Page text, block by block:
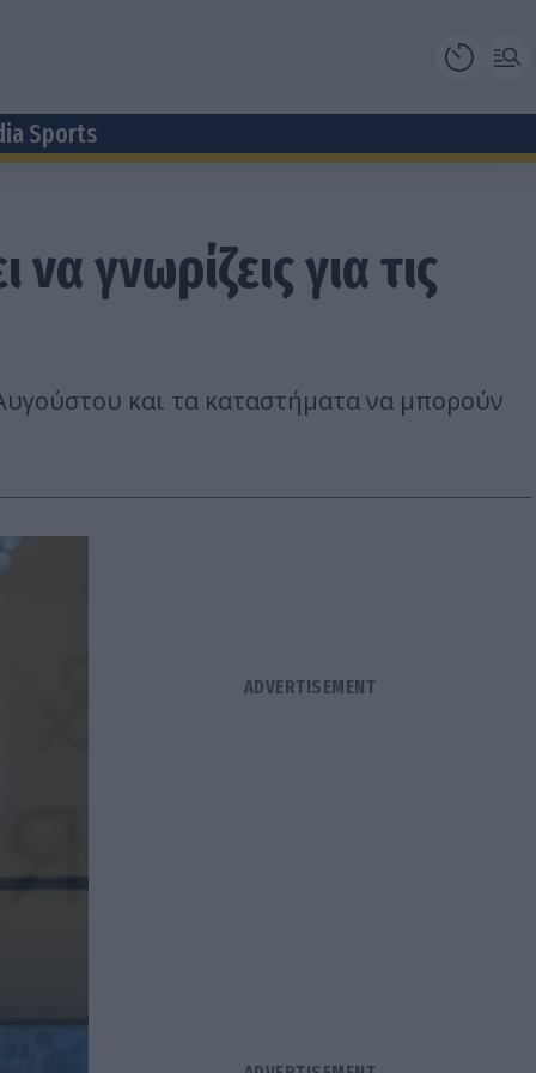
Sports
γνωρίζεις για τις
και τα καταστήματα να μπορούν